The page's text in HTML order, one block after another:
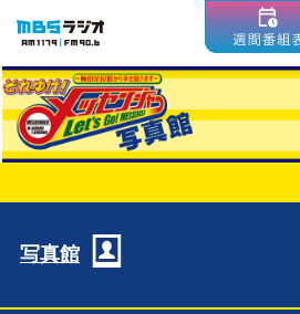
MBSラジオ 1179|FM90.6
写真館